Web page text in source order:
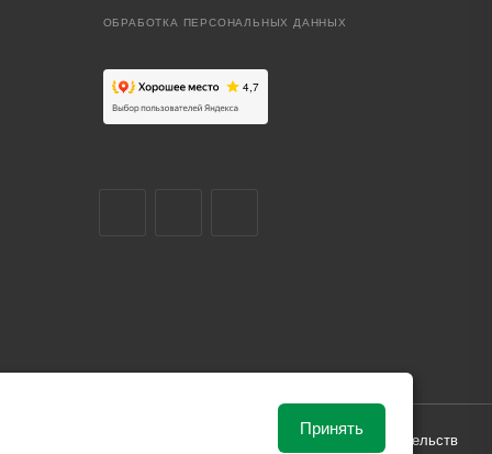
ОБРАБОТКА ПЕРСОНАЛЬНЫХ ДАННЫХ
от рыночной ситуации и не влекут за собой обязательств
Принять